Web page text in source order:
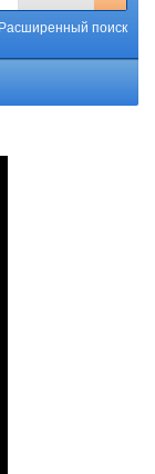
Расширенный поиск